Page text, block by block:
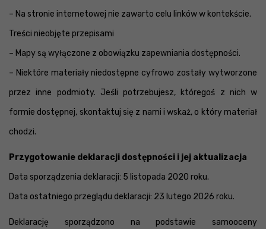
– Na stronie internetowej nie zawarto celu linków w kontekście.
Treści nieobjęte przepisami
– Mapy są wyłączone z obowiązku zapewniania dostępności.
– Niektóre materiały niedostępne cyfrowo zostały wytworzone
przez inne podmioty. Jeśli potrzebujesz, któregoś z nich w
formie dostępnej, skontaktuj się z nami i wskaż, o który materiał
chodzi.
Przygotowanie deklaracji dostępności i jej aktualizacja
Data sporządzenia deklaracji: 5 listopada 2020 roku.
Data ostatniego przeglądu deklaracji: 23 lutego 2026 roku.
Deklarację sporządzono na podstawie samooceny